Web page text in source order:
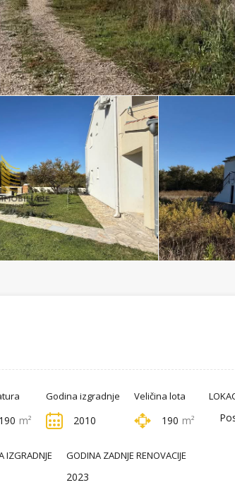
190 m²
Godina izgradnje
2010
Veličina lota
190 m²
IZGRADNJE GODINA ZADNJE RENOVACIJE
2023